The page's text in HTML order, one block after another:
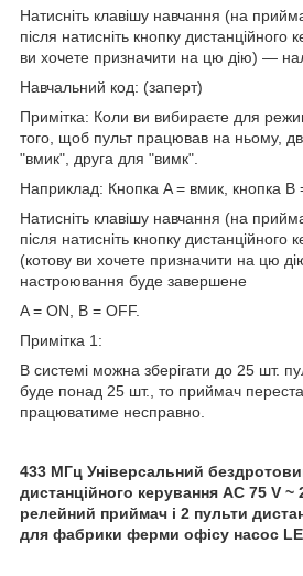
Натисніть клавішу навчання (на
після натисніть кнопку дистанційного
ви хочете призначити на цю дію) —
Навчальний код: (заперт)
Примітка: Коли ви вибираєте для
того, щоб пульт працював на ньому,
"вмик", друга для "вимк".
Наприклад: Кнопка A = вмик, кнопка B
Натисніть клавішу навчання (на
після натисніть кнопку дистанційного
(котову ви хочете призначити на цю
настроювання буде завершене
A = ON, B = OFF.
Примітка 1:
В системі можна зберігати до 25 шт.
буде понад 25 шт., то приймач
працюватиме несправно.
433 МГц Універсальний
дистанційного керування AC 75 V ~
релейний приймач і 2 пульти
для фабрики ферми офісу насос